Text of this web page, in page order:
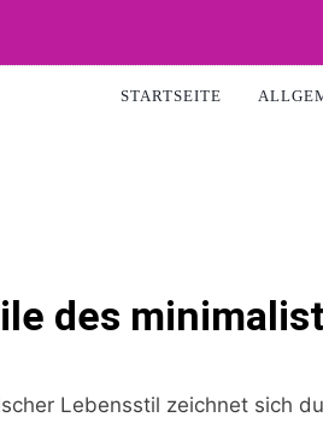
WOW-
STARTSEITE
des
Lebensstil zeichnet sich